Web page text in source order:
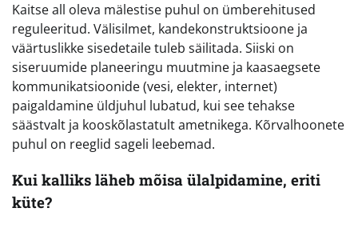
Kaitse all oleva mälestise puhul on ümberehitused
reguleeritud. Välisilmet, kandekonstruktsioone ja
väärtuslikke sisedetaile tuleb säilitada. Siiski on
siseruumide planeeringu muutmine ja kaasaegsete
kommunikatsioonide (vesi, elekter, internet)
paigaldamine üldjuhul lubatud, kui see tehakse
säästvalt ja kooskõlastatult ametnikega. Kõrvalhoonete
puhul on reeglid sageli leebemad.
Kui kalliks läheb mõisa ülalpidamine, eriti
küte?